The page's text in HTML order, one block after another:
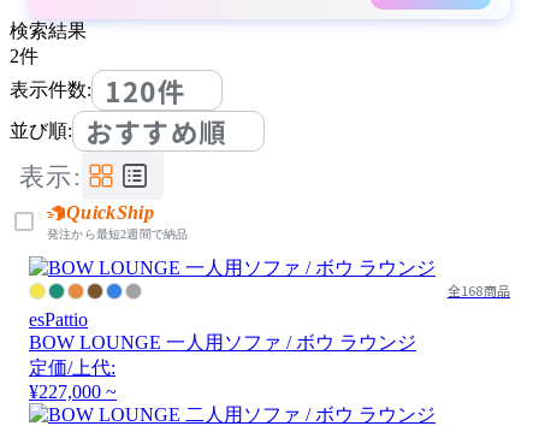
検索結果
2件
表示件数:
120件
並び順: おすすめ順
表示:
QuickShip
発注から最短2週間で納品
全168商品
esPattio
BOW LOUNGE 一人用ソファ / ボウ ラウンジ
定価/上代:
¥227,000 ~